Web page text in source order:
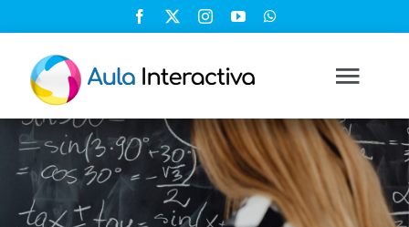
contenido
Ingresar
Registrarse